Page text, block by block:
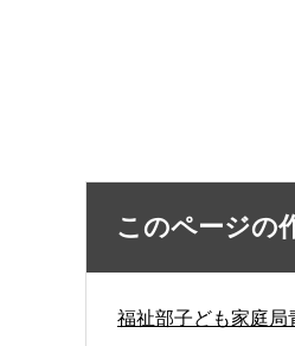
このページの
福祉部子ども家庭局